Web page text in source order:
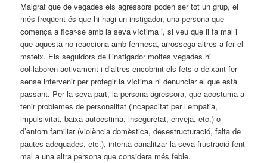
Malgrat que de vegades els agressors poden ser tot un grup, el
més freqüent és que hi hagi un instigador, una persona que
comença a ficar-se amb la seva víctima i, si veu que li fa mal i
que aquesta no reacciona amb fermesa, arrossega altres a fer el
mateix. Els seguidors de l’instigador moltes vegades hi
col·laboren activament i d’altres encobrint els fets o deixant fer
sense intervenir per protegir la víctima ni denunciar el que està
passant. Per la seva part, la persona agressora, que acostuma a
tenir problemes de personalitat (incapacitat per l’empatia,
impulsivitat, baixa autoestima, inseguretat, enveja, etc.) o
d’entorn familiar (violència domèstica, desestructuració, falta de
pautes adequades, etc.), intenta canalitzar la seva frustració fent
mal a una altra persona que considera més feble.